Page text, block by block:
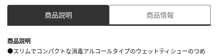
商品説明 商品情報
商品説明
●スリムでコンパクトな消毒アルコールタイプのウェットティシューのつめ